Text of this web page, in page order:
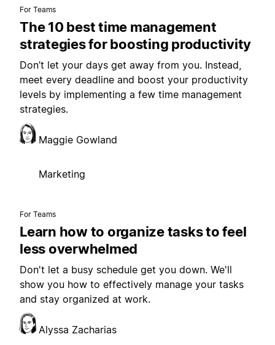
For Teams
The 10 best time management
strategies for boosting productivity
Don’t let your days get away from you. Instead,
meet every deadline and boost your productivity
levels by implementing a few time management
strategies.
Maggie Gowland
Marketing
For Teams
Learn how to organize tasks to feel
less overwhelmed
Don't let a busy schedule get you down. We'll
show you how to effectively manage your tasks
and stay organized at work.
Alyssa Zacharias